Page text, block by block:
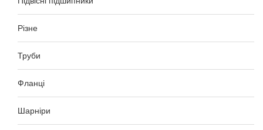
Різне
Труби
Фланці
Шарніри